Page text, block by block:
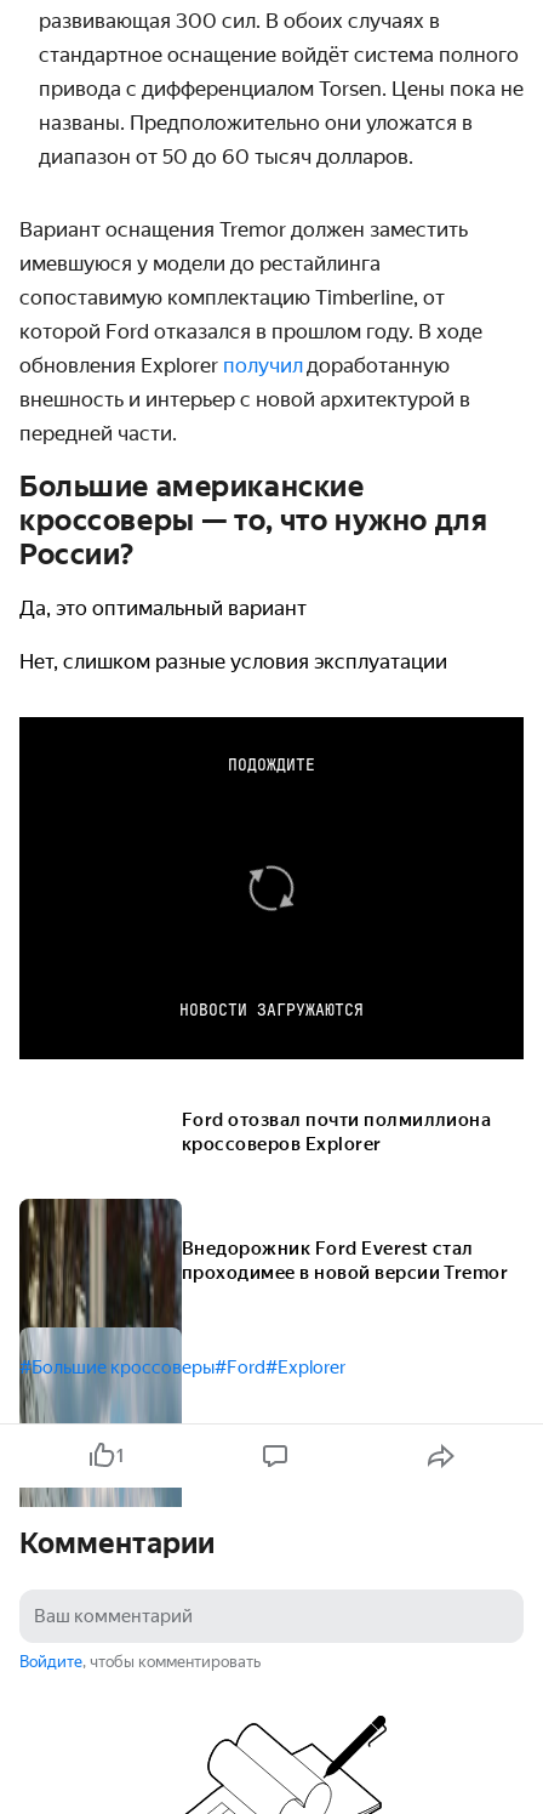
развивающая 300 сил. В обоих случаях в
стандартное оснащение войдёт система полного
привода с дифференциалом Torsen. Цены пока не
названы. Предположительно они уложатся в
диапазон от 50 до 60 тысяч долларов.
Вариант оснащения Tremor должен заместить
имевшуюся у модели до рестайлинга
сопоставимую комплектацию Timberline, от
которой Ford отказался в прошлом году. В ходе
обновления Explorer получилдоработанную
внешность и интерьер с новой архитектурой в
передней части.
Большие американские
кроссоверы — то, что нужно для
России?
Да, это оптимальный вариант
Нет, слишком разные условия эксплуатации
ПОДОЖДИТЕ
НОВОСТИ ЗАГРУЖАЮТСЯ
Ford отозвал почти полмиллиона
кроссоверов Explorer
Внедорожник Ford Everest стал
проходимее в новой версии Tremor
#Большие кроссоверы#Ford#Explorer
1
Комментарии
Войдите, чтобы комментировать